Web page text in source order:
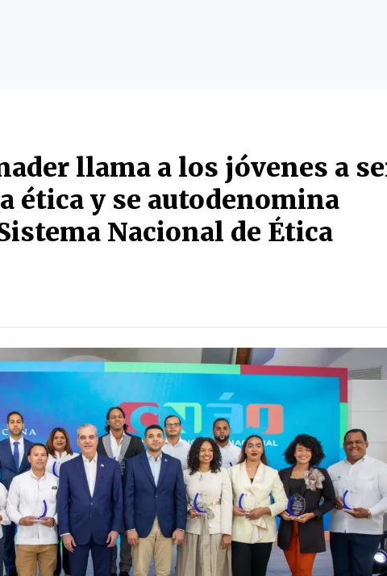
llama a los jóvenes a
ética y se autodenomina
Nacional de Ética